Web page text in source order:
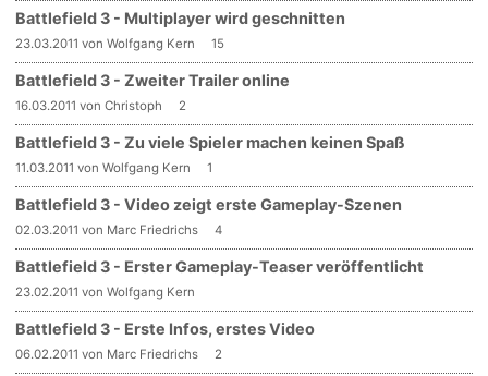
Battlefield 3 - Multiplayer wird geschnitten
23.03.2011 von Wolfgang Kern 15
Battlefield 3 - Zweiter Trailer online
16.03.2011 von Christoph 2
Battlefield 3 - Zu viele Spieler machen keinen Spaß
11.03.2011 von Wolfgang Kern 1
Battlefield 3 - Video zeigt erste Gameplay-Szenen
02.03.2011 von Marc Friedrichs 4
Battlefield 3 - Erster Gameplay-Teaser veröffentlicht
23.02.2011 von Wolfgang Kern
Battlefield 3 - Erste Infos, erstes Video
06.02.2011 von Marc Friedrichs 2